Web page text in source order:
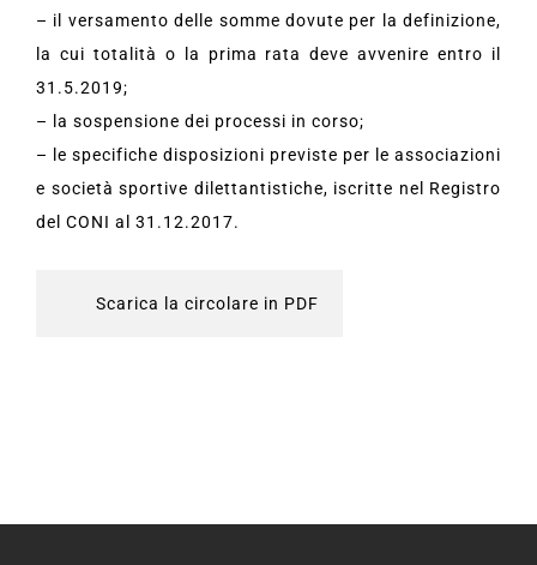
– il versamento delle somme dovute per la definizione,
la cui totalità o la prima rata deve avvenire entro il
31.5.2019;
– la sospensione dei processi in corso;
– le specifiche disposizioni previste per le associazioni
e società sportive dilettantistiche, iscritte nel Registro
del CONI al 31.12.2017.
Scarica la circolare in PDF